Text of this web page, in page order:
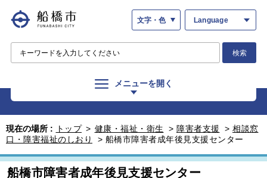
文字・色 Language
検索
メニューを開く
現在の場所 : トップ > 健康・福祉・衛生 > 障害者支援 > 相談窓
口・障害福祉のしおり
> 船橋市障害者成年後見支援センター
船橋市障害者成年後見支援センター